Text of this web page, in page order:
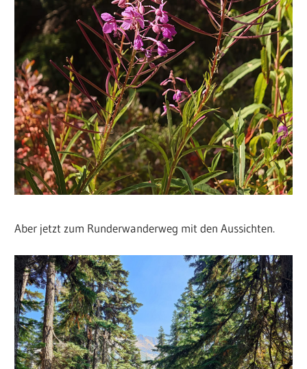
Aber jetzt zum Runderwanderweg mit den Aussichten.